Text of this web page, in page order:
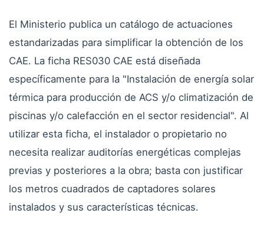
El Ministerio publica un catálogo de actuaciones
estandarizadas para simplificar la obtención de los
CAE. La ficha RES030 CAE está diseñada
específicamente para la "Instalación de energía solar
térmica para producción de ACS y/o climatización de
piscinas y/o calefacción en el sector residencial". Al
utilizar esta ficha, el instalador o propietario no
necesita realizar auditorías energéticas complejas
previas y posteriores a la obra; basta con justificar
los metros cuadrados de captadores solares
instalados y sus características técnicas.